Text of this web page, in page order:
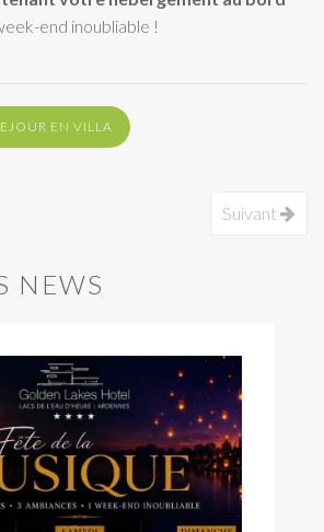
end inoubliable !
EN VILLA
Suivant
NEWS